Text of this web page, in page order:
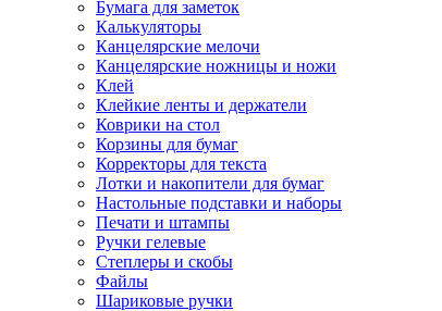
Бумага для заметок
Калькуляторы
Канцелярские мелочи
Канцелярские ножницы и ножи
Клей
Клейкие ленты и держатели
Коврики на стол
Корзины для бумаг
Корректоры для текста
Лотки и накопители для бумаг
Настольные подставки и наборы
Печати и штампы
Ручки гелевые
Степлеры и скобы
Файлы
Шариковые ручки